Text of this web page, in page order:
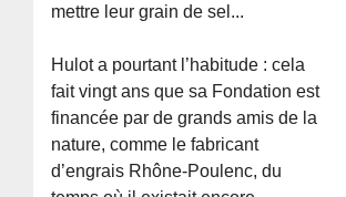
mettre leur grain de sel...
Hulot a pourtant l’habitude : cela
fait vingt ans que sa Fondation est
financée par de grands amis de la
nature, comme le fabricant
d’engrais Rhône-Poulenc, du